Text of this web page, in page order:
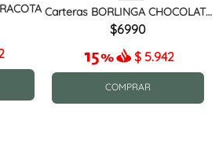
Carteras BORLINGA CHOCOLATE
MIX
6990
$ 5.942
COMPRAR